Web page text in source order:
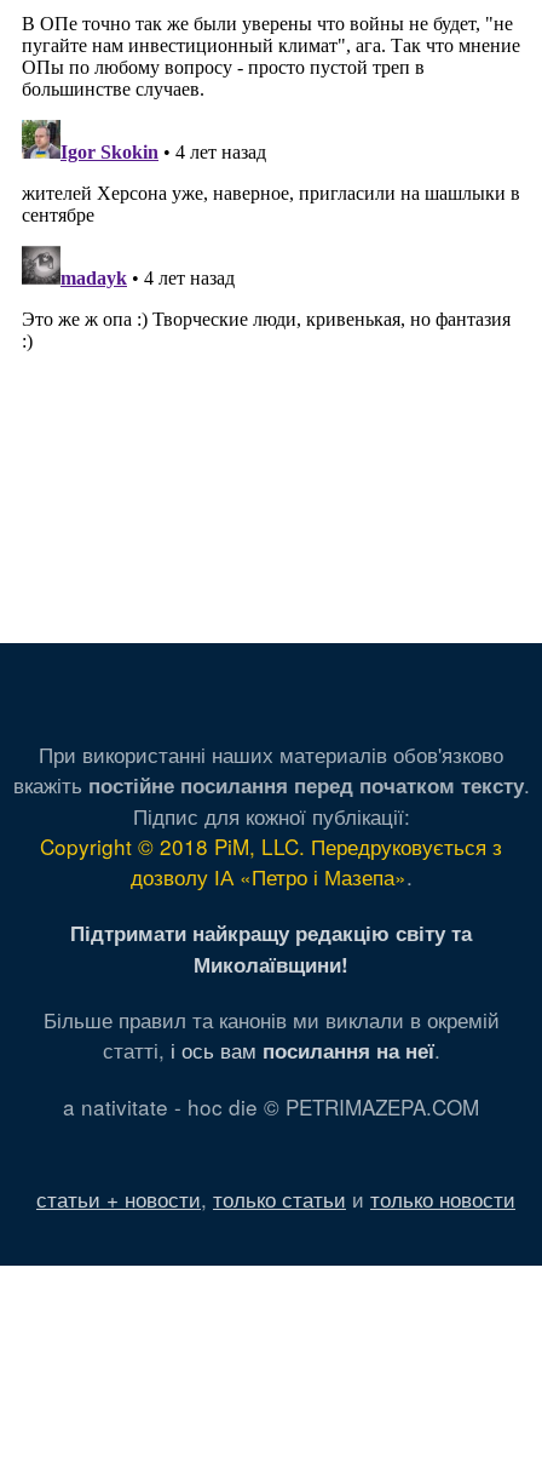
При використанні наших материалів обов'язково
вкажіть постійне посилання перед початком тексту.
Підпис для кожної публікації:
Copyright © 2018 PiM, LLC. Передруковується з
дозволу ІА «Петро і Мазепа».
Підтримати найкращу редакцію світу та
Миколаївщини!
Більше правил та канонів ми виклали в окремій
статті, і ось вам посилання на неї.
a nativitate - hoc die © PETRIMAZEPA.COM
статьи + новости, только статьи и только новости